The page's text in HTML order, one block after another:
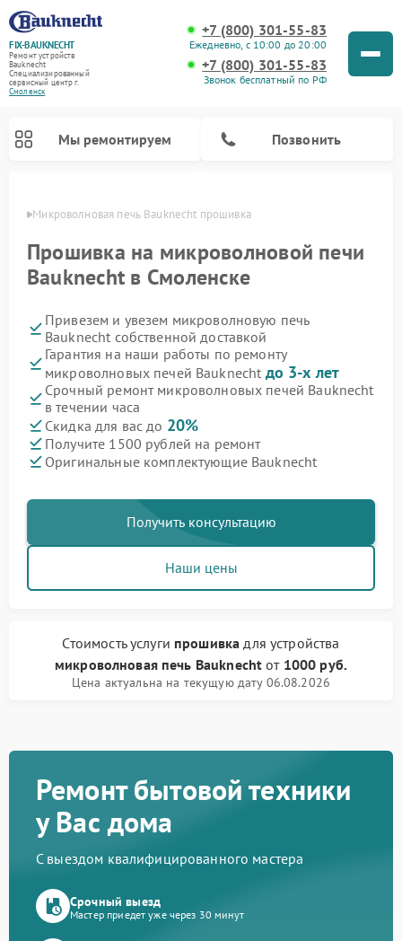
FIX-BAUKNECHT
Ремонт устройств
Bauknecht
Специализированный
cервисный центр г.
Смоленск
+7 (800) 301-55-83
Ежедневно, с 10:00 до 20:00
+7 (800) 301-55-83
Звонок бесплатный по РФ
Мы ремонтируем Позвонить
Микроволновая печь Bauknecht прошивка
Прошивка на микроволновой печи
Bauknecht в Смоленске
Привезем и увезем микроволновую печь
Bauknecht собственной доставкой
Гарантия на наши работы по ремонту
микроволновых печей Bauknecht до 3-х лет
Срочный ремонт микроволновых печей Bauknecht
в течении часа
Скидка для вас до 20%
Получите 1500 рублей на ремонт
Оригинальные комплектующие Bauknecht
Получить консультацию
Наши цены
Стоимость услуги прошивка для устройства
микроволновая печь Bauknecht от 1000 руб.
Цена актуальна на текущую дату 06.08.2026
Ремонт бытовой техники
у Вас дома
С выездом квалифицированного мастера
Срочный выезд
Мастер приедет уже через 30 минут